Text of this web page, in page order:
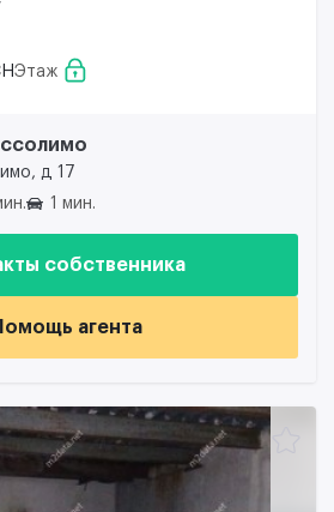
Этаж
д 17
1 мин.
собственника
агента